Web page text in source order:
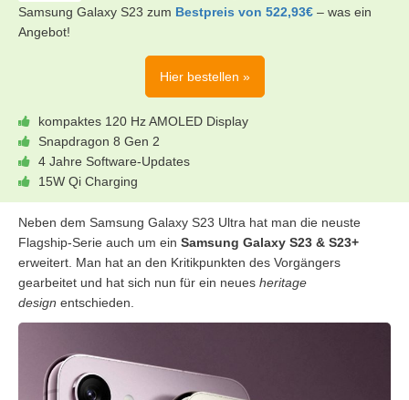
Samsung Galaxy S23 zum Bestpreis von 522,93€ – was ein
Angebot!
Hier bestellen »
kompaktes 120 Hz AMOLED Display
Snapdragon 8 Gen 2
4 Jahre Software-Updates
15W Qi Charging
Neben dem Samsung Galaxy S23 Ultra hat man die neuste
Flagship-Serie auch um ein Samsung Galaxy S23 & S23+
erweitert. Man hat an den Kritikpunkten des Vorgängers
gearbeitet und hat sich nun für ein neues heritage
design entschieden.